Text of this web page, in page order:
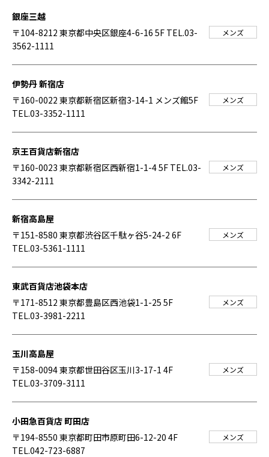
銀座三越
〒104-8212 東京都中央区銀座4-6-16 5F TEL.03-
3562-1111
メンズ
伊勢丹 新宿店
〒160-0022 東京都新宿区新宿3-14-1 メンズ館5F
TEL.03-3352-1111
メンズ
京王百貨店新宿店
〒160-0023 東京都新宿区西新宿1-1-4 5F TEL.03-
3342-2111
メンズ
新宿高島屋
〒151-8580 東京都渋谷区千駄ヶ谷5-24-2 6F
TEL.03-5361-1111
メンズ
東武百貨店池袋本店
〒171-8512 東京都豊島区西池袋1-1-25 5F
TEL.03-3981-2211
メンズ
玉川高島屋
〒158-0094 東京都世田谷区玉川3-17-1 4F
TEL.03-3709-3111
メンズ
小田急百貨店 町田店
〒194-8550 東京都町田市原町田6-12-20 4F
TEL.042-723-6887
メンズ